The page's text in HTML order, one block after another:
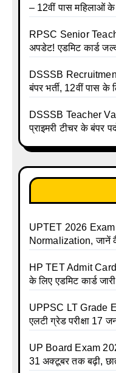
– 12वीं पास महिलाओं
RPSC Senior
अपडेट! एडमिट कार्ड
DSSSB
बंपर भर्ती, 12वीं पास
DSSSB Teacher
प्राइमरी टीचर के बंपर
UPTET 2026 Exam
Normalization,
HP TET Admit Card
के लिए एडमिट कार्ड जारी
UPPSC LT Grade
एलटी ग्रेड परीक्षा 17
UP Board Exam
31 अक्टूबर तक बढ़ी,